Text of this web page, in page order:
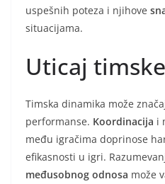
uspešnih poteza i njihove
situacijama.
Uticaj
Timska dinamika može
performanse. Koordinacija i
među igračima doprinose
efikasnosti u igri.
međusobnog odnosa može